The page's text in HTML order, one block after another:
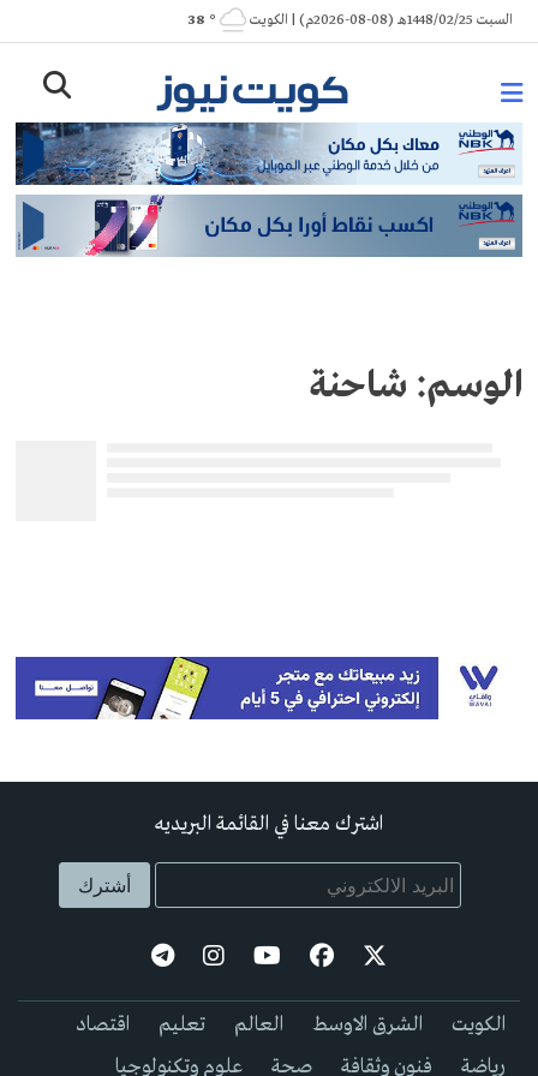
Skip
to
السبت 1448/02/25هـ (08-08-2026م) | الكويت ° 38
الوسم: شاحنة
اشترك معنا في القائمة البريديه
الكويت الشرق الاوسط العالم تعليم
اقتصاد
رياضة
فنون وثقافة صحة علوم وتكنولوجيا